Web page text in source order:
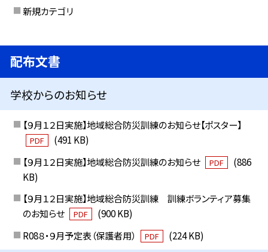
新規カテゴリ
配布文書
学校からのお知らせ
【９月１２日実施】地域総合防災訓練のお知らせ【ポスター】
PDF
(491 KB)
【９月１２日実施】地域総合防災訓練のお知らせ
PDF
(886
KB)
【９月１２日実施】地域総合防災訓練 訓練ボランティア募集
のお知らせ
PDF
(900 KB)
R08８・９月予定表（保護者用）
PDF (224 KB)